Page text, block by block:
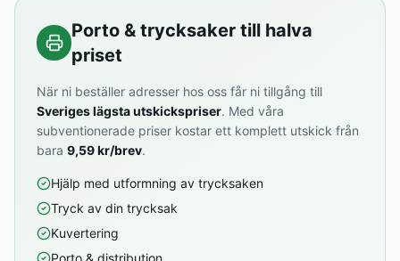
Porto & trycksaker till halva
priset
När ni beställer adresser hos oss får ni tillgång till
Sveriges lägsta utskickspriser. Med våra
subventionerade priser kostar ett komplett utskick från
bara 9,59 kr/brev.
Hjälp med utformning av trycksaken
Tryck av din trycksak
Kuvertering
Porto & distribution